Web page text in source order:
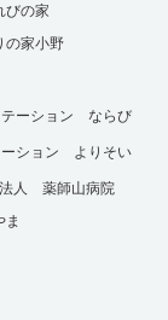
びの家
の家小野
テーション ならび
ーション よりそい
法人 薬師山病院